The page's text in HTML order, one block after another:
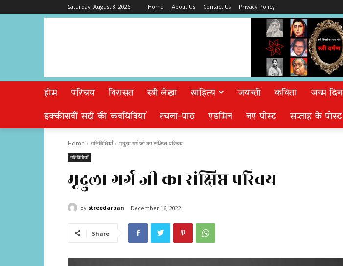
Saturday, August 8, 2026 Home About Us Contact Us Privacy Policy
होम परिचय विरासत स्त्री लेखा साहित्य जयन्ती कविता जन्म दिन
इक्कीसवीं सदी की कवयित्रियां
रचना-पाठ एडमिन नए पोस्ट सप्ताह के पोस्ट
Home गतिविधियाँ मृदुला गर्ग जी का संक्षिप्त परिचय
गतिविधियाँ
मृदुला गर्ग जी का संक्षिप्त परिचय
By streedarpan December 16, 2022
Share